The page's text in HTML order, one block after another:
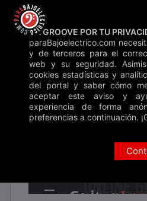
Saltar
contenido
Inicio»
ONLINE
UN GROOVE POR TU
paraBajoelectrico.com
y de terceros para el
web y su seguridad.
cookies estadísticas y
del portal y saber cómo
aceptar este aviso y
experiencia de forma
preferencias a continuación.